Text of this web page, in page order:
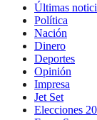
Últimas
Política
Nación
Dinero
Deportes
Opinión
Impresa
Jet Set
Elecciones